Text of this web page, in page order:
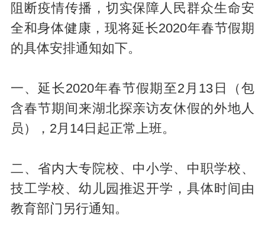
阻断疫情传播，切实保障人民群众生命安
全和身体健康，现将延长2020年春节假期
的具体安排通知如下。
一、延长2020年春节假期至2月13日（包
含春节期间来湖北探亲访友休假的外地人
员），2月14日起正常上班。
二、省内大专院校、中小学、中职学校、
技工学校、幼儿园推迟开学，具体时间由
教育部门另行通知。